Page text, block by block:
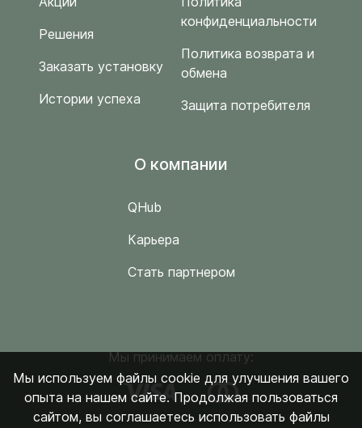
Решения
Заказать установку
Истории успеха
конфиденциальности
Политика возврата и
обмена
Защита потребителя
O компании
QHub
Карьера
Стать партнером
Мы принимаем оплату:
Мы используем файлы cookie для улучшения вашего
опыта на нашем сайте. Продолжая пользоваться
сайтом, вы соглашаетесь использовать файлы